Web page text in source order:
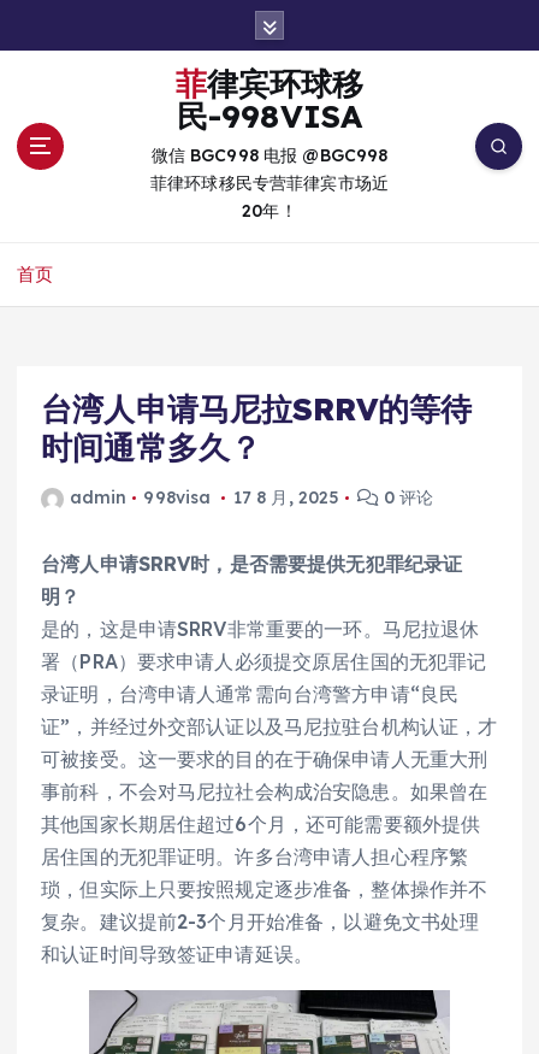
菲律宾环球移
民-998VISA
微信 BGC998 电报 @BGC998
菲律环球移民专营菲律宾市场近
20年！
首页
台湾人申请马尼拉SRRV的等待
时间通常多久？
admin 998visa 17 8 月, 2025 0 评论
台湾人申请SRRV时，是否需要提供无犯罪纪录证
明？
是的，这是申请SRRV非常重要的一环。马尼拉退休
署（PRA）要求申请人必须提交原居住国的无犯罪记
录证明，台湾申请人通常需向台湾警方申请“良民
证”，并经过外交部认证以及马尼拉驻台机构认证，才
可被接受。这一要求的目的在于确保申请人无重大刑
事前科，不会对马尼拉社会构成治安隐患。如果曾在
其他国家长期居住超过6个月，还可能需要额外提供
居住国的无犯罪证明。许多台湾申请人担心程序繁
琐，但实际上只要按照规定逐步准备，整体操作并不
复杂。建议提前2-3个月开始准备，以避免文书处理
和认证时间导致签证申请延误。